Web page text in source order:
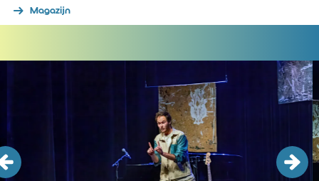
Magazijn